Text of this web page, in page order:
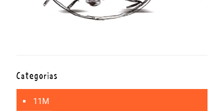
Categorías
11M